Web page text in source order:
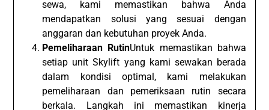
sewa, kami memastikan bahwa Anda
mendapatkan solusi yang sesuai dengan
anggaran dan kebutuhan proyek Anda.
Pemeliharaan RutinUntuk memastikan bahwa
setiap unit Skylift yang kami sewakan berada
dalam kondisi optimal, kami melakukan
pemeliharaan dan pemeriksaan rutin secara
berkala. Langkah ini memastikan kinerja